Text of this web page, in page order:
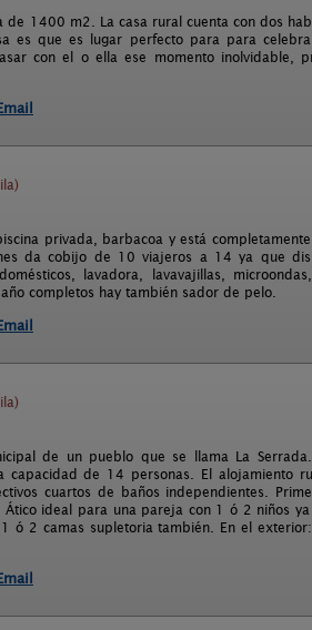
1400 m2. La casa rural cuenta con dos
que es lugar perfecto para para
con el o ella ese momento inolvidable,
privada, barbacoa y está
da cobijo de 10 viajeros a 14 ya que
lavadora, lavavajillas,
completos hay también sador de pelo.
de un pueblo que se llama La
de 14 personas. El alojamiento
cuartos de baños independientes.
ideal para una pareja con 1 ó 2 niños
2 camas supletoria también. En el